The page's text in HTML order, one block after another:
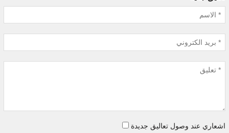
اشعاري عند وصول تعاليق جديدة